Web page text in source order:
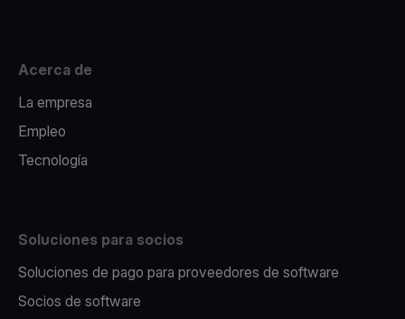
Acerca de
La empresa
Empleo
Tecnología
Soluciones para socios
Soluciones de pago para proveedores de software
Socios de software